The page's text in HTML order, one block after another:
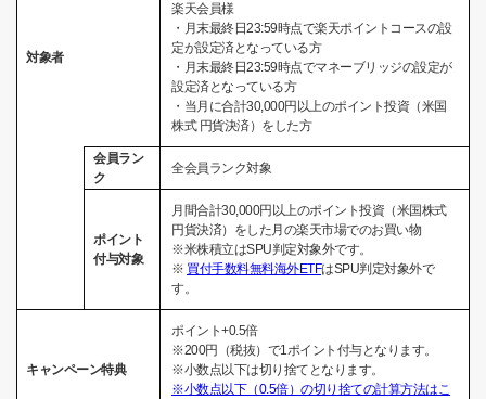
対象者
楽天会員様
・月末最終日23:59時点で楽天ポイントコースの設
定が設定済となっている方
・月末最終日23:59時点でマネーブリッジの設定が
設定済となっている方
・当月に合計30,000円以上のポイント投資（米国
株式 円貨決済）をした方
会員ラン
ク
全会員ランク対象
ポイント
付与対象
月間合計30,000円以上のポイント投資（米国株式
円貨決済）をした月の楽天市場でのお買い物
※米株積立はSPU判定対象外です。
※ 買付手数料無料海外ETFはSPU判定対象外で
す。
キャンペーン特典
ポイント+0.5倍
※200円（税抜）で1ポイント付与となります。
※小数点以下は切り捨てとなります。
※小数点以下（0.5倍）の切り捨ての計算方法はこ